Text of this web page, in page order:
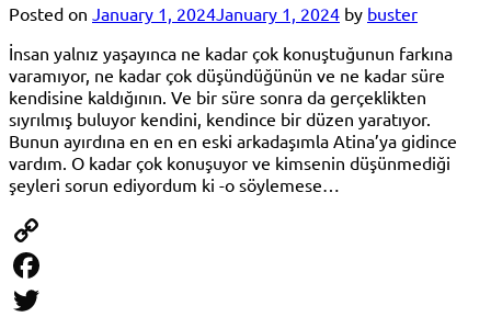
Posted on January 1, 2024 January 1, 2024 by buster
İnsan yalnız yaşayınca ne kadar çok konuştuğunun farkına
varamıyor, ne kadar çok düşündüğünün ve ne kadar süre
kendisine kaldığının. Ve bir süre sonra da gerçeklikten
sıyrılmış buluyor kendini, kendince bir düzen yaratıyor.
Bunun ayırdına en en en eski arkadaşımla Atina’ya gidince
vardım. O kadar çok konuşuyor ve kimsenin düşünmediği
şeyleri sorun ediyordum ki -o söylemese…
Copy
Link
Facebook